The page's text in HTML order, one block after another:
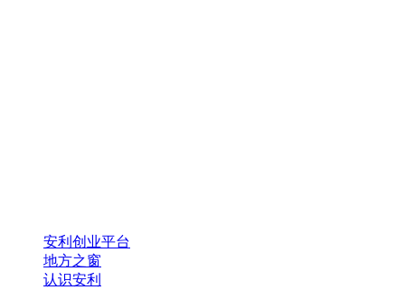
安利创业平台
地方之窗
认识安利